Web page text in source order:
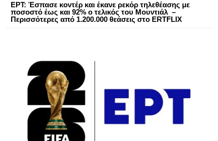
ΕΡΤ: Έσπασε κοντέρ και έκανε ρεκόρ τηλεθέασης με
ποσοστό έως και 92% ο τελικός του Μουντιάλ –
Περισσότερες από 1.200.000 θεάσεις στο ERTFLIX